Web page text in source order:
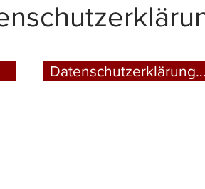
Datenschutzerklärung…